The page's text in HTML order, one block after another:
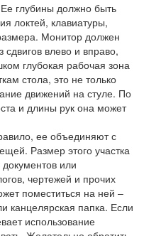
глубины должно быть
локтей, клавиатуры,
Монитор должен
сдвигов влево и вправо,
глубокая рабочая зона
стола, это не только
движений на стуле. По
и длины рук она может
ее объединяют с
Размер этого участка
документов или
чертежей и прочих
поместиться на ней –
канцелярская папка. Если
использование